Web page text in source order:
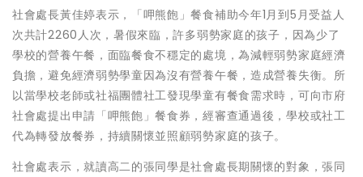
社會處長黃佳婷表示，「呷熊飽」餐食補助今年1月到5月受益人
次共計2260人次，暑假來臨，許多弱勢家庭的孩子，因為少了
學校的營養午餐，面臨餐食不穩定的處境，為減輕弱勢家庭經濟
負擔，避免經濟弱勢學童因為沒有營養午餐，造成營養失衡。所
以當學校老師或社福團體社工發現學童有餐食需求時，可向市府
社會處提出申請「呷熊飽」餐食券，經審查通過後，學校或社工
代為轉發放餐券，持續關懷並照顧弱勢家庭的孩子。
社會處表示，就讀高二的張同學是社會處長期關懷的對象，張同